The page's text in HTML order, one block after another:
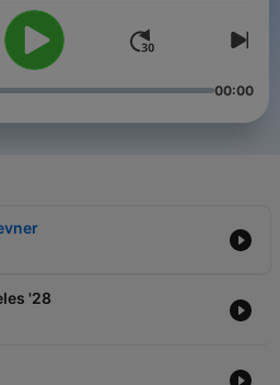
oliemillardærer,
blander blod bag en facade af
00:00
'28